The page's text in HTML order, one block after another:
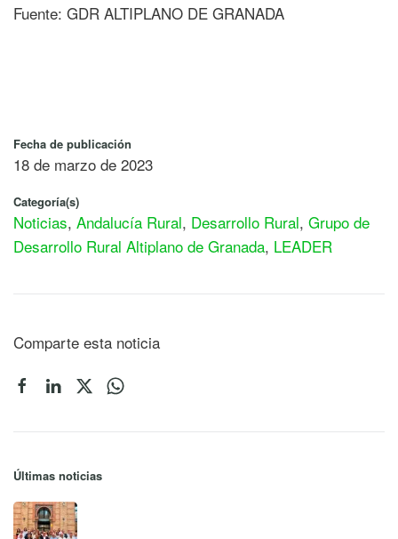
Fuente: GDR ALTIPLANO DE GRANADA
Fecha de publicación
18 de marzo de 2023
Categoría(s)
Noticias, Andalucía Rural, Desarrollo Rural, Grupo de
Desarrollo Rural Altiplano de Granada, LEADER
Comparte esta noticia
Últimas noticias